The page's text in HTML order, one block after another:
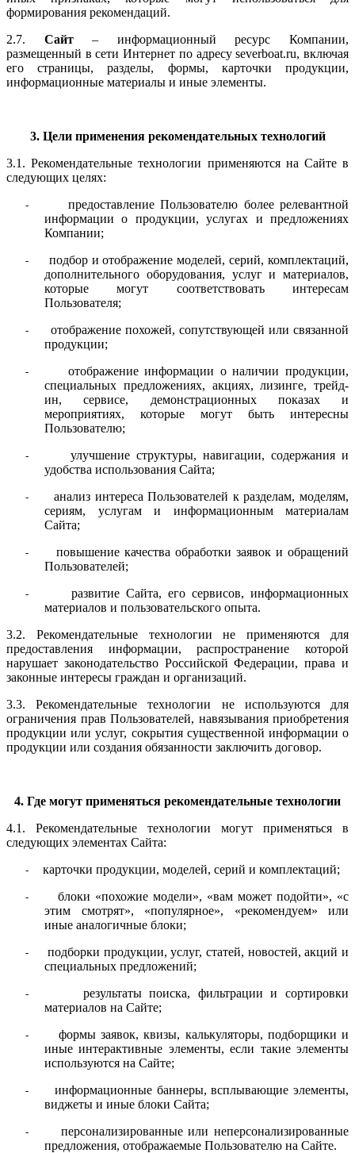
формирования рекомендаций.
2.7. Сайт– информационный ресурс Компании,
размещенный в сети Интернет по адресу severboat.ru, включая
его страницы, разделы, формы, карточки продукции,
информационные материалы и иные элементы.
3. Цели применения рекомендательных технологий
3.1. Рекомендательные технологии применяются на Сайте в
следующих целях:
-
предоставление Пользователю более релевантной
информации о продукции, услугах и предложениях
Компании;
-
подбор и отображение моделей, серий, комплектаций,
дополнительного оборудования, услуг и материалов,
которые могут соответствовать интересам
Пользователя;
-
отображение похожей, сопутствующей или связанной
продукции;
-
отображение информации о наличии продукции,
специальных предложениях, акциях, лизинге, трейд-
ин, сервисе, демонстрационных показах и
мероприятиях, которые могут быть интересны
Пользователю;
-
улучшение структуры, навигации, содержания и
удобства использования Сайта;
-
анализ интереса Пользователей к разделам, моделям,
сериям, услугам и информационным материалам
Сайта;
-
повышение качества обработки заявок и обращений
Пользователей;
-
развитие Сайта, его сервисов, информационных
материалов и пользовательского опыта.
3.2. Рекомендательные технологии не применяются для
предоставления информации, распространение которой
нарушает законодательство Российской Федерации, права и
законные интересы граждан и организаций.
3.3. Рекомендательные технологии не используются для
ограничения прав Пользователей, навязывания приобретения
продукции или услуг, сокрытия существенной информации о
продукции или создания обязанности заключить договор.
4. Где могут применяться рекомендательные технологии
4.1. Рекомендательные технологии могут применяться в
следующих элементах Сайта:
- карточки продукции, моделей, серий и комплектаций;
-
блоки «похожие модели», «вам может подойти», «с
этим смотрят», «популярное», «рекомендуем» или
иные аналогичные блоки;
-
подборки продукции, услуг, статей, новостей, акций и
специальных предложений;
-
результаты поиска, фильтрации и сортировки
материалов на Сайте;
-
формы заявок, квизы, калькуляторы, подборщики и
иные интерактивные элементы, если такие элементы
используются на Сайте;
-
информационные баннеры, всплывающие элементы,
виджеты и иные блоки Сайта;
-
персонализированные или неперсонализированные
предложения, отображаемые Пользователю на Сайте.